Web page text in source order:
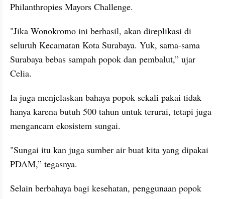
Philanthropies Mayors Challenge.
"Jika Wonokromo ini berhasil, akan direplikasi di
seluruh Kecamatan Kota Surabaya. Yuk, sama-sama
Surabaya bebas sampah popok dan pembalut,” ujar
Celia.
Ia juga menjelaskan bahaya popok sekali pakai tidak
hanya karena butuh 500 tahun untuk terurai, tetapi juga
mengancam ekosistem sungai.
"Sungai itu kan juga sumber air buat kita yang dipakai
PDAM,” tegasnya.
Selain berbahaya bagi kesehatan, penggunaan popok